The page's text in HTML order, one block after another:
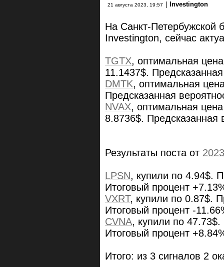
21 августа 2023, 19:57 Investington
На Санкт-Петербужской
Investington, сейчас
TGTX, оптимальная
11.1437$.
DMTK, оптимальная
Предсказанная
NVAX, оптимальная
8.8736$. Предсказанная
Результаты поста от
LPSN, купили по 4.94$.
Итоговый процент
VXRT, купили по 0.87$.
Итоговый процент -
CVNA, купили по
Итоговый процент
Итого: из 3 сигналов 2